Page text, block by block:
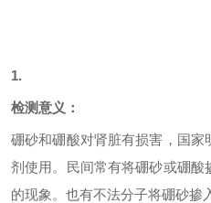
1.
检测意义：
硼砂和硼酸对肾脏有损害，国家
剂使用。 民间常有将硼砂或硼酸
的现象。 也有不法分子将硼砂掺